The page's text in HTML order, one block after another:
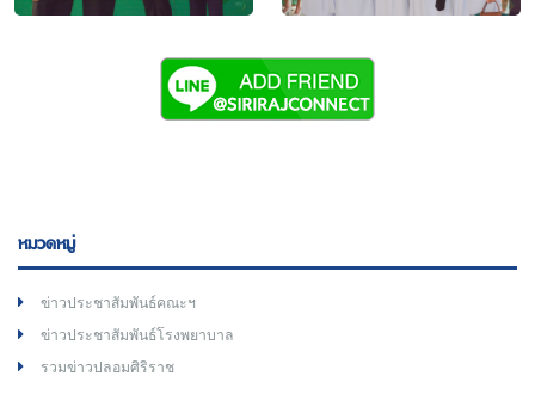
หมวดหมู่
ข่าวประชาสัมพันธ์คณะฯ
ข่าวประชาสัมพันธ์โรงพยาบาล
รวมข่าวปลอมศิริราช